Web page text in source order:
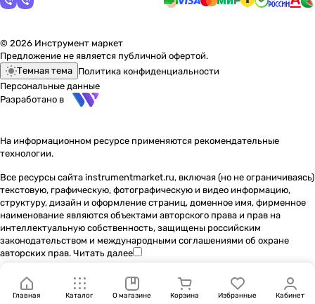
© 2026 Инструмент маркет
Предложение не является публичной офертой.
Темная тема Политика конфиденциальности
Персональные данные
Разработано в
На информационном ресурсе применяются рекомендательные
технологии.
Все ресурсы сайта instrumentmarket.ru, включая (но не ограничиваясь)
текстовую, графическую, фотографическую и видео информацию,
структуру, дизайн и оформление страниц, доменное имя, фирменное
наименование являются объектами авторского права и прав на
интеллектуальную собственность, защищены российским
законодательством и международными соглашениями об охране
авторских прав. Читать далее
Главная Каталог О магазине Корзина Избранные Кабинет